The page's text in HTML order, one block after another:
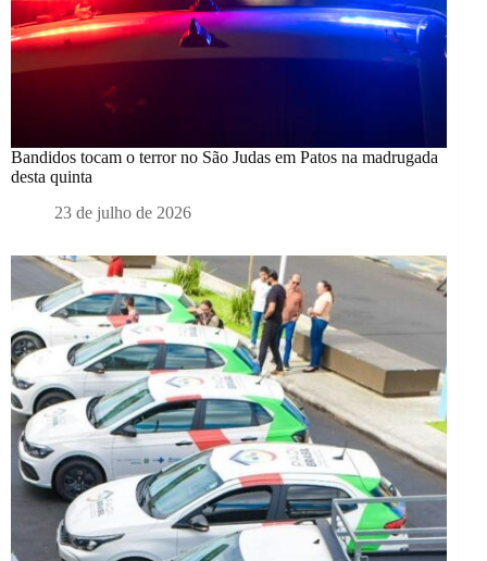
Bandidos tocam o terror no São Judas em Patos na madrugada
desta quinta
23 de julho de 2026